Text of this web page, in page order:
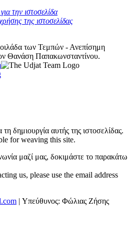
την ιστοσελίδα
της ιστοσελίδας
των Τεμπών - Ανεπίσημη
Θανάση Παπακωνσταντίνου.
δημιουργία αυτής της ιστοσελίδας.
for weaving this site.
μαζί μας, δοκιμάστε το παρακάτω
us, please use the email address
| Υπεύθυνος: Φώλιας Ζήσης